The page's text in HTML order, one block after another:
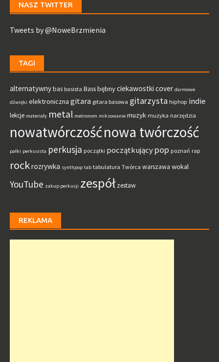
NASZ TWITTER
Tweets by @NoweBrzmienia
TAGI
alternatywnybas basista Bassbębnyciekawostki cover darmowe
dźwięki elektroniczna gitara gitara basowa gitarzysta hiphop indie
lekcje materiały metal metronom miksowanie muzyk muzyka narzędzia
nowatwórczośćnowa twórczość
pałki perkusista perkusja początki początkującypop poznań rap
rockrozrywka synthpop tab tabulatura Twórca warszawa wokal
YouTube zakup perkusji zespół zestaw
REKLAMA